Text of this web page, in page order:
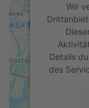
Wir
Details
des